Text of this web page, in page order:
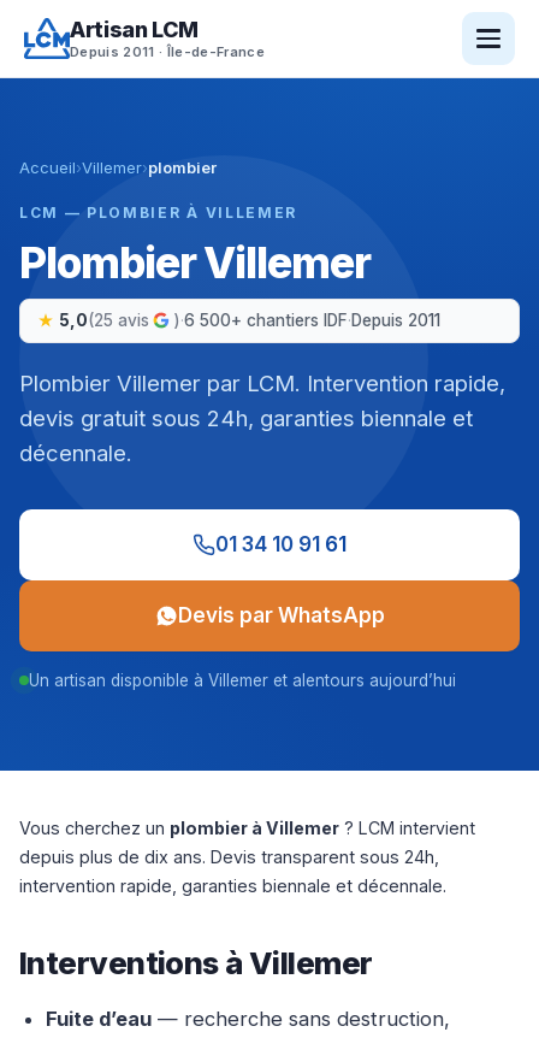
contenu
Artisan LCM
Depuis 2011 · Île-de-France
Accueil›Villemer›plombier
LCM — PLOMBIER À VILLEMER
Plombier Villemer
5,0(25 avis )·6 500+ chantiers IDF·Depuis 2011
Plombier Villemer par LCM. Intervention rapide,
devis gratuit sous 24h, garanties biennale et
décennale.
01 34 10 91 61
Devis par WhatsApp
Un artisan disponible à Villemer et alentours aujourd’hui
Vous cherchez un plombier à Villemer ? LCM intervient
depuis plus de dix ans. Devis transparent sous 24h,
intervention rapide, garanties biennale et décennale.
Interventions à Villemer
Fuite d’eau — recherche sans destruction,